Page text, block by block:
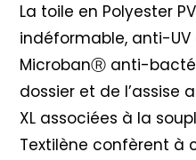
La toile en Polyester
indéformable, anti-
MicrobanⓇ anti-
dossier et de l’assise
XL associées à la
Textilène confèrent à